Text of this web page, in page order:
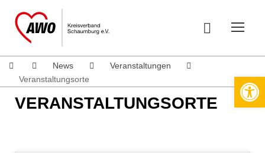
News
Veranstaltungen
Veranstaltungsorte
VERANSTALTUNGSORTE
Werkzeugleiste öffnen